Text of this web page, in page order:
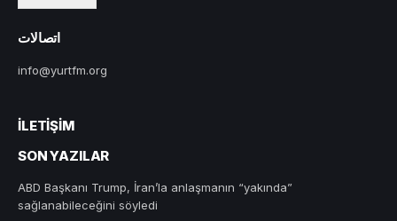
اتصالات
info@yurtfm.org
İLETIŞIM
SON YAZILAR
ABD Başkanı Trump, İran’la anlaşmanın “yakında”
sağlanabileceğini söyledi